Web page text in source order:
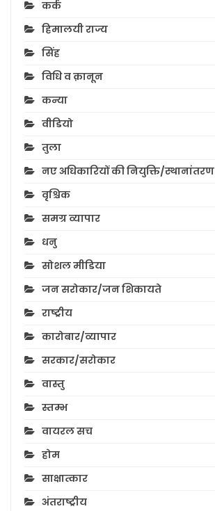
कर्क
हिमालयी राज्य
सिंह
विधि व क़ानून
कन्या
वीडियो
तुला
नए अधिकारियों की नियुक्ति/स्थानांतरण
वृश्चिक
समग्र व्यापार
धनु
सोशल मीडिया
जन सरोकार/जन शिकायते
राष्ट्रीय
कारोबार/व्यापार
सरकार/सरोकार
वास्तु
स्तम्भ
वायरल सच
होम
साक्षात्कार
अंतराष्ट्रीय